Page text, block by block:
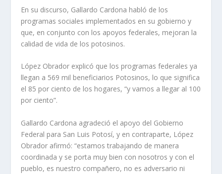
En su discurso, Gallardo Cardona habló de los
programas sociales implementados en su gobierno y
que, en conjunto con los apoyos federales, mejoran la
calidad de vida de los potosinos.
López Obrador explicó que los programas federales ya
llegan a 569 mil beneficiarios Potosinos, lo que significa
el 85 por ciento de los hogares, “y vamos a llegar al 100
por ciento”.
Gallardo Cardona agradeció el apoyo del Gobierno
Federal para San Luis Potosí, y en contraparte, López
Obrador afirmó: “estamos trabajando de manera
coordinada y se porta muy bien con nosotros y con el
pueblo, es nuestro compañero, no es adversario ni